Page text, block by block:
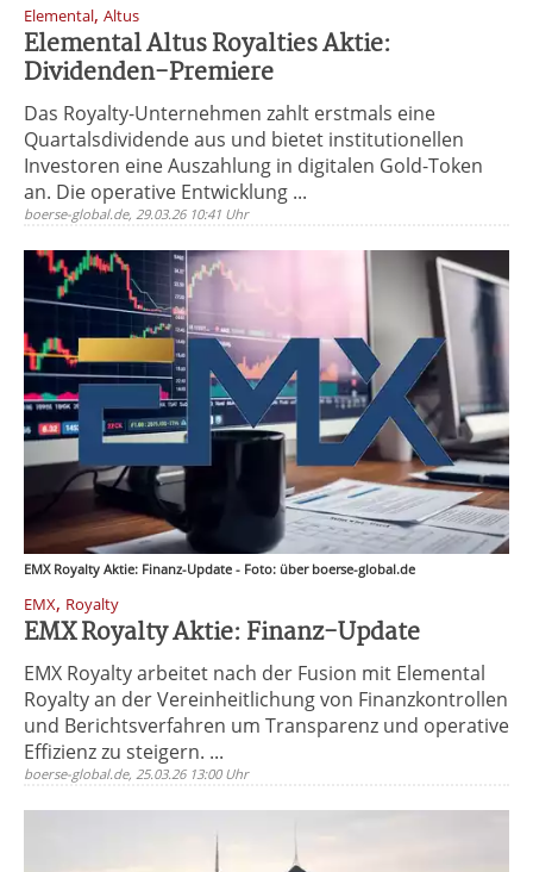
Elemental, Altus
Elemental Altus Royalties Aktie:
Dividenden-Premiere
Das Royalty-Unternehmen zahlt erstmals eine
Quartalsdividende aus und bietet institutionellen
Investoren eine Auszahlung in digitalen Gold-Token
an. Die operative Entwicklung ...
boerse-global.de, 29.03.26 10:41 Uhr
EMX Royalty Aktie: Finanz-Update - Foto: über boerse-global.de
EMX, Royalty
EMX Royalty Aktie: Finanz-Update
EMX Royalty arbeitet nach der Fusion mit Elemental
Royalty an der Vereinheitlichung von Finanzkontrollen
und Berichtsverfahren um Transparenz und operative
Effizienz zu steigern. ...
boerse-global.de, 25.03.26 13:00 Uhr